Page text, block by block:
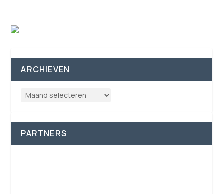
ARCHIEVEN
PARTNERS